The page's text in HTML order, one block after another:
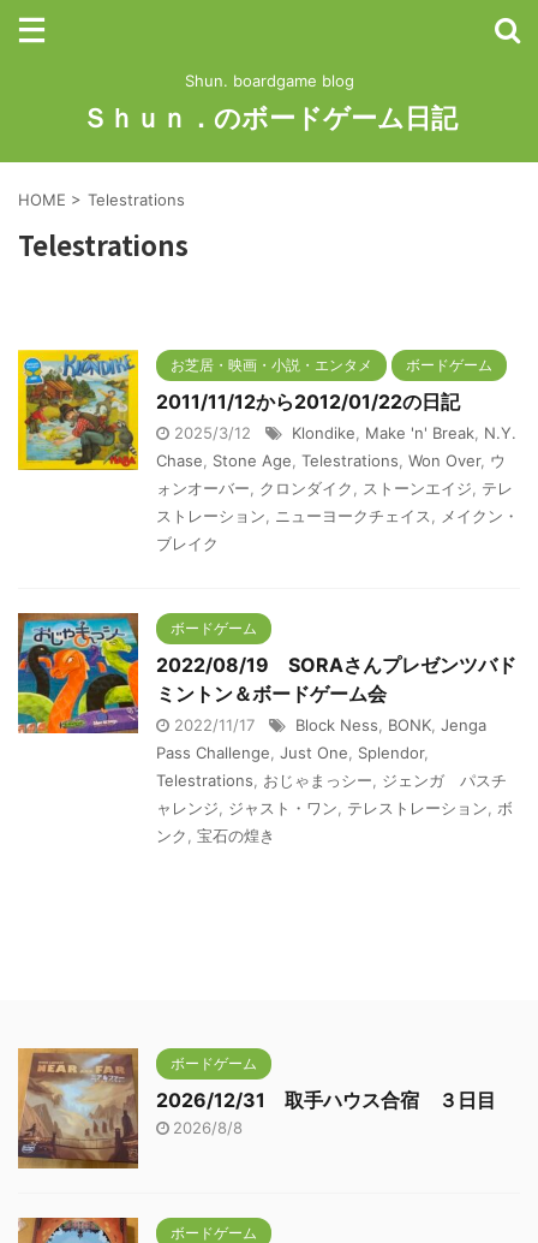
Shun. boardgame blog
Ｓｈｕｎ．のボードゲーム日記
HOME > Telestrations
Telestrations
お芝居・映画・小説・エンタメ ボードゲーム
2011/11/12から2012/01/22の日記
2025/3/12 Klondike Make 'n' Break N.Y.
Chase
Stone Age Telestrations Won Over, ウ
ォンオーバー
クロンダイク ストーンエイジ
テレ
ストレーション
ニューヨークチェイス
メイクン・
ブレイク
ボードゲーム
2022/08/19 SORAさんプレゼンツバド
ミントン＆ボードゲーム会
2022/11/17 Block Ness BONK Jenga
Pass Challenge Just One Splendor,
Telestrations
おじゃまっシー
ジェンガ パスチ
ャレンジ
ジャスト・ワン テレストレーション
ボ
ンク
宝石の煌き
ボードゲーム
2026/12/31 取手ハウス合宿 ３日目
2026/8/8
ボードゲーム